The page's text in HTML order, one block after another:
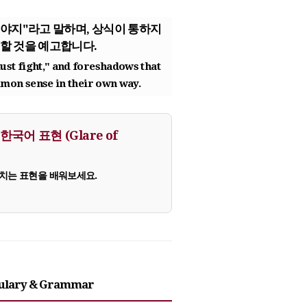
지"라고 말하며, 상식이 통하지
것을 예고합니다.
fight," and foreshadows that
sense in their own way.
국어 표현 (Glare of
는 표현을 배워보세요.
& Grammar